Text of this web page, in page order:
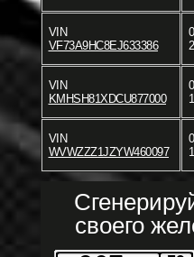
VIN
VF73A9HC8EJ633386
VIN
KMHSH81XDCU877000
VIN
WVWZZZ1JZYW460097
своего